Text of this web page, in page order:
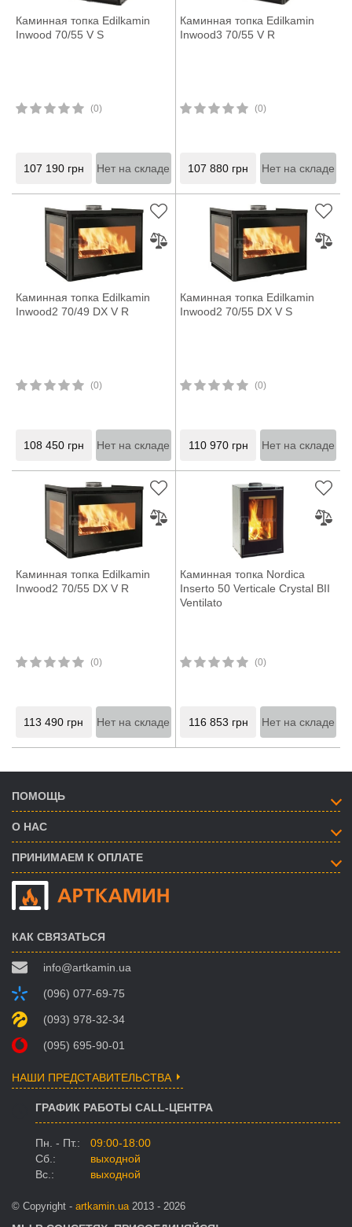
Каминная топка Edilkamin
Inwood 70/55 V S
(0)
107 190 грн Нет на складе
Каминная топка Edilkamin
Inwood3 70/55 V R
(0)
107 880 грн Нет на складе
Каминная топка Edilkamin
Inwood2 70/49 DX V R
(0)
108 450 грн Нет на складе
Каминная топка Edilkamin
Inwood2 70/55 DX V S
(0)
110 970 грн Нет на складе
Каминная топка Edilkamin
Inwood2 70/55 DX V R
(0)
113 490 грн Нет на складе
Каминная топка Nordica
Inserto 50 Verticale Crystal BII
Ventilato
(0)
116 853 грн Нет на складе
ПОМОЩЬ
О НАС
ПРИНИМАЕМ К ОПЛАТЕ
КАК СВЯЗАТЬСЯ
info@artkamin.ua
(096) 077-69-75
(093) 978-32-34
(095) 695-90-01
НАШИ ПРЕДСТАВИТЕЛЬСТВА
ГРАФИК РАБОТЫ CALL-ЦЕНТРА
Пн. - Пт.:
09:00-18:00
Сб.:
выходной
Вс.:
выходной
© Copyright - artkamin.ua2013 - 2026